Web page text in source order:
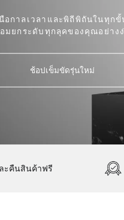
อกาลเวลาและพิถีพิถันในทุก
อมยกระดับทุกลุคของคุณอย่าง
ช้อปเข็มขัดรุ่นใหม่
ะคืนสินค้าฟรี